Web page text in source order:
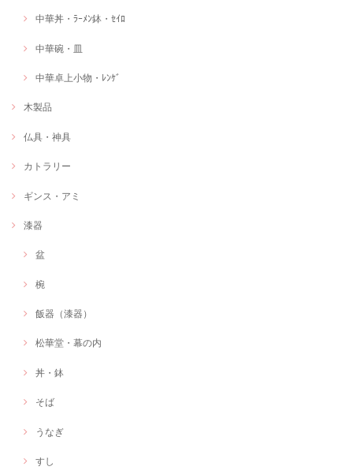
中華丼・ﾗｰﾒﾝ鉢・ｾｲﾛ
中華碗・皿
中華卓上小物・ﾚﾝｹﾞ
木製品
仏具・神具
カトラリー
ギンス・アミ
漆器
盆
椀
飯器（漆器）
松華堂・幕の内
丼・鉢
そば
うなぎ
すし